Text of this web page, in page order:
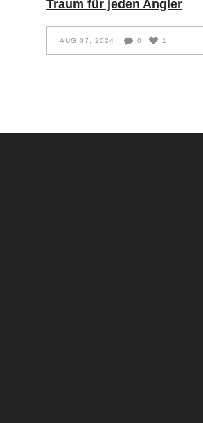
Traum für jeden Angler
AUG 07, 2024 0 1